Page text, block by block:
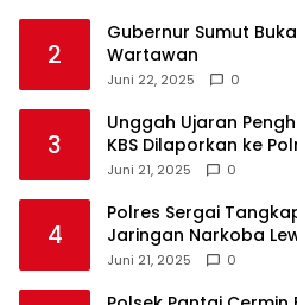
2
Gubernur Sumut
Wartawan
Juni 22, 2025 0
3
Unggah Ujaran
KBS Dilaporkan ke
Juni 21, 2025 0
4
Polres Sergai
Jaringan Narkoba
Delivery
Juni 21, 2025 0